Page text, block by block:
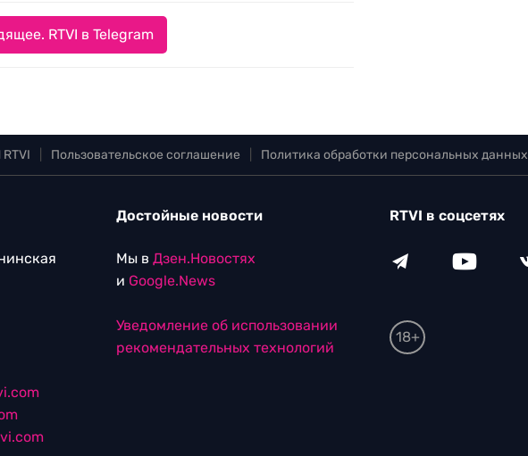
RTVI в Telegram
Пользовательское соглашение Политика обработки персональных данных
Достойные новости
Мы в Дзен.Новостях
и Google.News
Уведомление об использовании
рекомендательных технологий
RTVI в соцсетях
18+